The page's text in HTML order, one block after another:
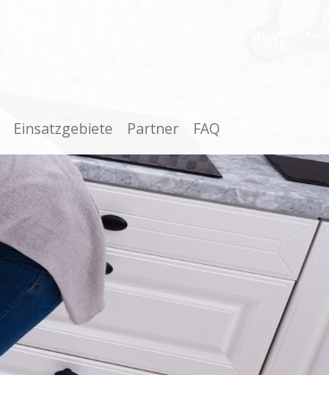
Einsatzgebiete Partner FAQ